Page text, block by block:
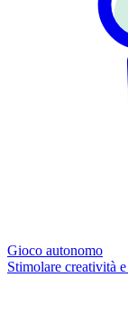
Gioco autonomo
Stimolare creatività